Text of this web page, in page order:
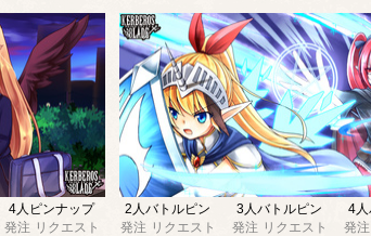
4人ピンナップ
発注 リクエスト
2人バトルピン
発注 リクエスト
3人バトルピン
発注 リクエスト
4人
発注